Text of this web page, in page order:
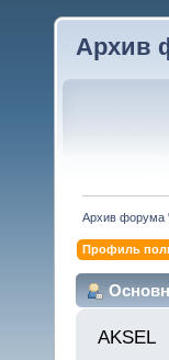
Архив
Архив форума
Профиль
AKSEL